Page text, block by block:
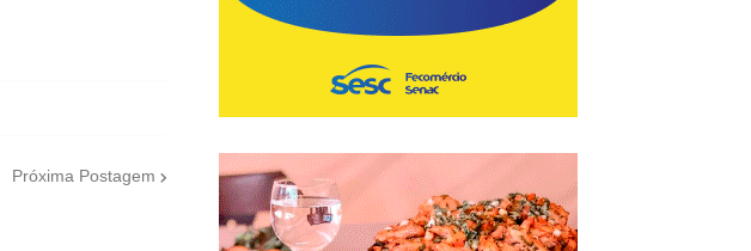
Próxima Postagem